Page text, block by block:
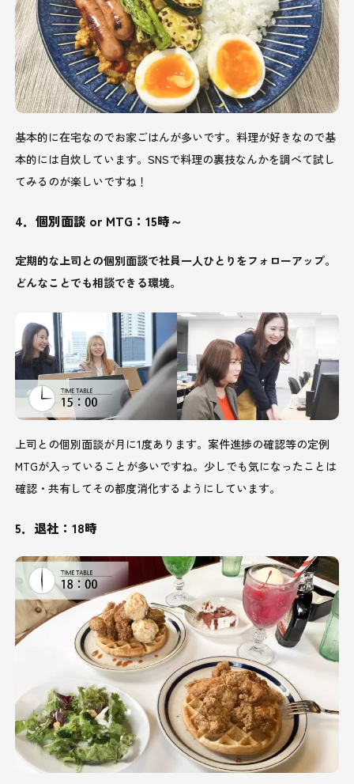
基本的に在宅なのでお家ごはんが多いです。料理が好きなので基
本的には自炊しています。SNSで料理の裏技なんかを調べて試し
てみるのが楽しいですね！
4．個別面談 or MTG：15時～
定期的な上司との個別面談で社員一人ひとりをフォローアップ。
どんなことでも相談できる環境。
上司との個別面談が月に1度あります。案件進捗の確認等の定例
MTGが入っていることが多いですね。少しでも気になったことは
確認・共有してその都度消化するようにしています。
5．退社：18時